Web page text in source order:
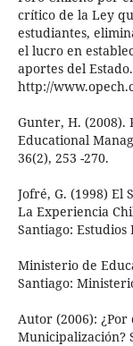
crítico de la Ley
estudiantes,
el lucro en
aportes del
http://
Gunter, H.
Educational
36(2), 253 -270.
Jofré, G. (1998) El
La Experiencia
Santiago: Estudios
Ministerio de
Santiago:
Autor (2006):
Municipalización?